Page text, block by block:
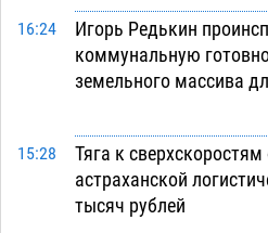
16:24
Игорь Редькин
коммунальную
земельного массива
15:28
Тяга к
астраханской
тысяч рублей